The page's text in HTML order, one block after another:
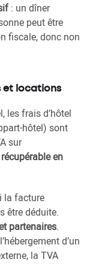
: un dîner
peut être
fiscale, donc non
et locations
les frais d’hôtel
hôtel) sont
sur
en
la facture
être déduite.
partenaires.
d’un
la TVA